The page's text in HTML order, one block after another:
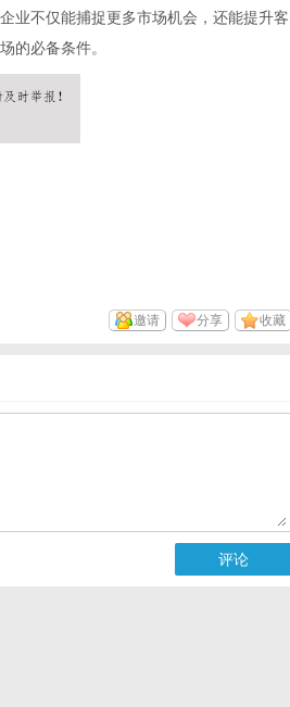
业不仅能捕捉更多市场机会，还能提升客
的必备条件。
收藏
分享
邀请
评论